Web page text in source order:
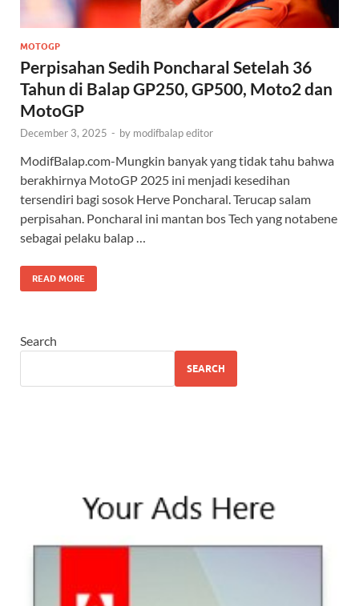
MOTOGP
Perpisahan Sedih Poncharal Setelah 36
Tahun di Balap GP250, GP500, Moto2 dan
MotoGP
December 3, 2025 - by modifbalap editor
ModifBalap.com-Mungkin banyak yang tidak tahu bahwa
berakhirnya MotoGP 2025 ini menjadi kesedihan
tersendiri bagi sosok Herve Poncharal. Terucap salam
perpisahan. Poncharal ini mantan bos Tech yang notabene
sebagai pelaku balap …
READ MORE
Search
SEARCH